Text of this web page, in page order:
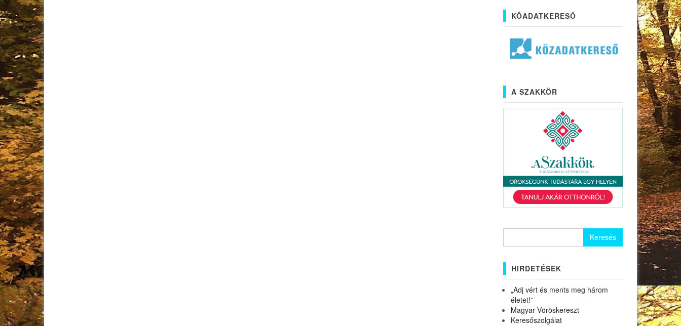
KÖADATKERESŐ
A SZAKKÖR
HIRDETÉSEK
„Adj vért és ments meg három
életet!”
Magyar Vöröskereszt
Keresőszolgálat